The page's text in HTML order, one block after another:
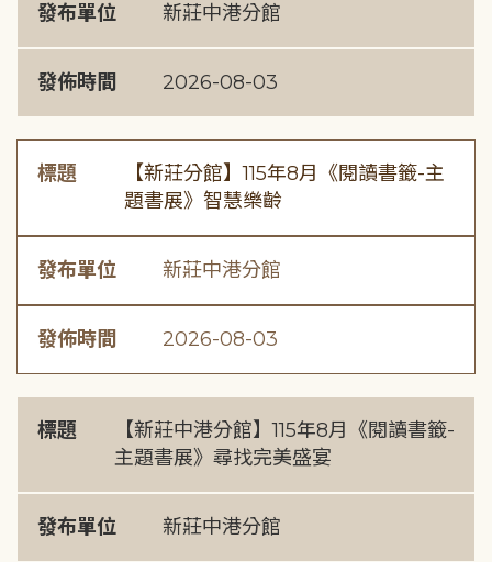
發布單位 新莊中港分館
發佈時間 2026-08-03
標題
【新莊分館】115年8月《閱讀書籤-主
題書展》智慧樂齡
發布單位 新莊中港分館
發佈時間 2026-08-03
標題
【新莊中港分館】115年8月《閱讀書籤-
主題書展》尋找完美盛宴
發布單位 新莊中港分館